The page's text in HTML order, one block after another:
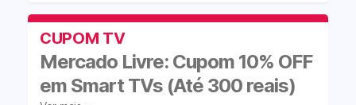
CUPOM TV
Mercado Livre: Cupom 10% OFF
em Smart TVs (Até 300 reais)